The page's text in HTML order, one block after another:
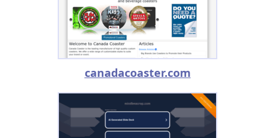
canadacoaster.com